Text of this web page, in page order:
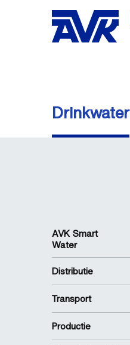
Drinkwater
AVK Smart
Water
Distributie
Transport
Productie